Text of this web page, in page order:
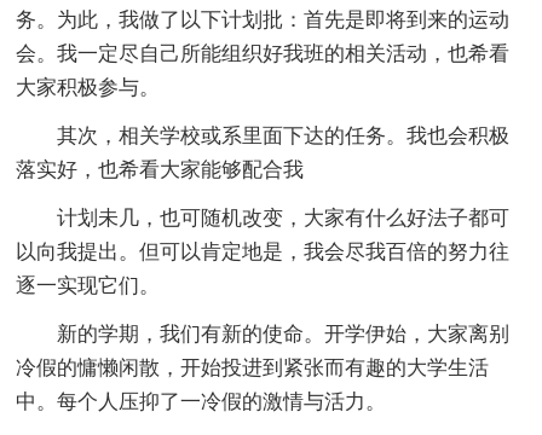
务。为此，我做了以下计划批：首先是即将到来的运动
会。我一定尽自己所能组织好我班的相关活动，也希看
大家积极参与。
其次，相关学校或系里面下达的任务。我也会积极
落实好，也希看大家能够配合我
计划未几，也可随机改变，大家有什么好法子都可
以向我提出。但可以肯定地是，我会尽我百倍的努力往
逐一实现它们。
新的学期，我们有新的使命。开学伊始，大家离别
冷假的慵懒闲散，开始投进到紧张而有趣的大学生活
中。每个人压抑了一冷假的激情与活力。